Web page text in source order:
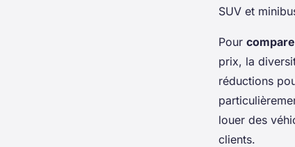
SUV et
Pour
prix, la
réductions
louer des
clients.